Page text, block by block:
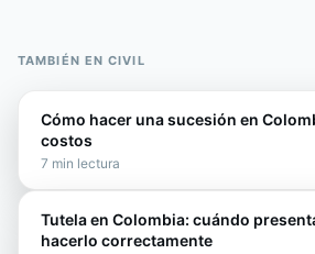
TAMBIÉN ENCIVIL
Cómo hacer una sucesión en
costos
7 min lectura
Tutela en Colombia: cuándo
hacerlo correctamente